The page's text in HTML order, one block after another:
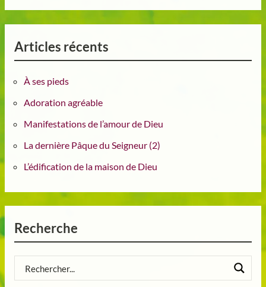
Articles récents
À ses pieds
Adoration agréable
Manifestations de l’amour de Dieu
La dernière Pâque du Seigneur (2)
L’édification de la maison de Dieu
Recherche